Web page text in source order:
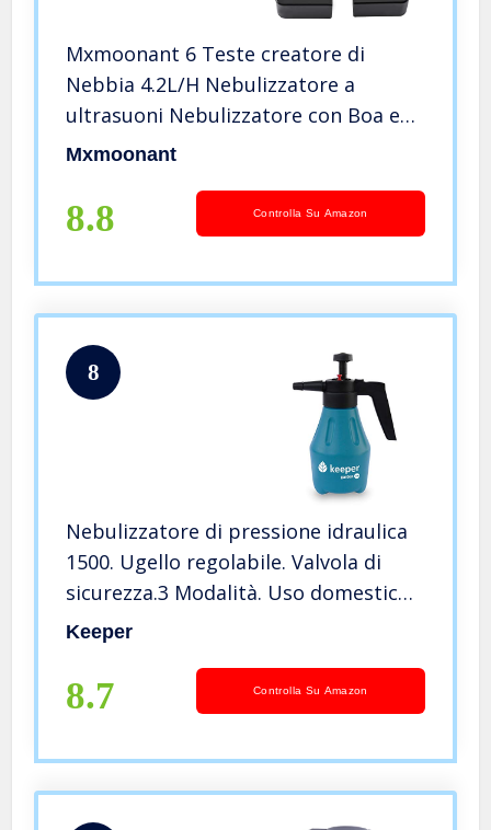
Mxmoonant 6 Teste creatore di
Nebbia 4.2L/H Nebulizzatore a
ultrasuoni Nebulizzatore con Boa e
Alimentazione 250W per orticoltura
delle Verdure Atmosfera Magica
Mxmoonant
8.8 Controlla Su Amazon
8
Nebulizzatore di pressione idraulica
1500. Ugello regolabile. Valvola di
sicurezza.3 Modalità. Uso domestico
e di giardinaggio.1,5L. Spruzzatore a
Keeper
8.7 Controlla Su Amazon